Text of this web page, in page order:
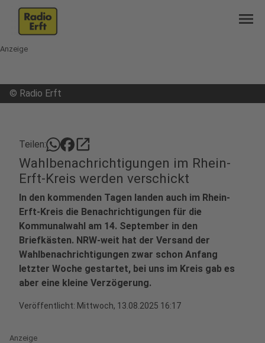
menu
Anzeige
© Radio Erft
Teilen: open_in_new
Wahlbenachrichtigungen im Rhein-
Erft-Kreis werden verschickt
In den kommenden Tagen landen auch im Rhein-
Erft-Kreis die Benachrichtigungen für die
Kommunalwahl am 14. September in den
Briefkästen. NRW-weit hat der Versand der
Wahlbenachrichtigungen zwar schon Anfang
letzter Woche gestartet, bei uns im Kreis gab es
aber eine kleine Verzögerung.
Veröffentlicht: Mittwoch, 13.08.2025 16:17
Anzeige